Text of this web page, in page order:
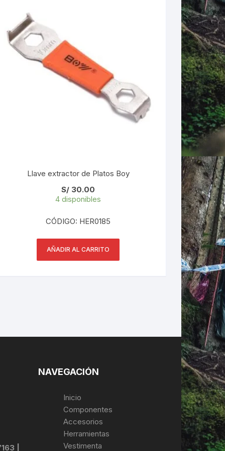
Llave extractor de Platos Boy
S/ 30.00
4 disponibles
CÓDIGO: HER0185
AÑADIR AL CARRITO
|
NAVEGACIÓN
Inicio
Componentes
Accesorios
Herramientas
Vestimenta